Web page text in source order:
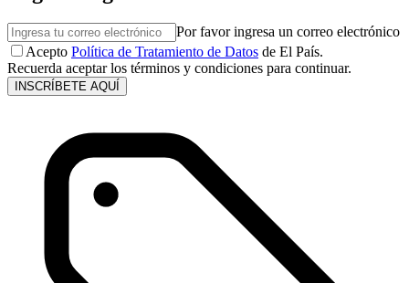
Por favor ingresa un correo electrónico
Acepto Política de Tratamiento de Datos de El País.
Recuerda aceptar los términos y condiciones para continuar.
INSCRÍBETE AQUÍ